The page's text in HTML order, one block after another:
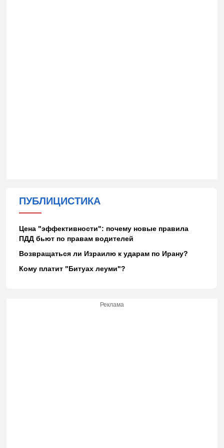
ПУБЛИЦИСТИКА
Цена "эффективности": почему новые правила
ПДД бьют по правам водителей
Возвращаться ли Израилю к ударам по Ирану?
Кому платит "Битуах леуми"?
Реклама